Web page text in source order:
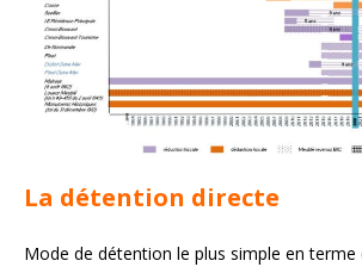
La détention directe
Mode de détention le plus simple en terme